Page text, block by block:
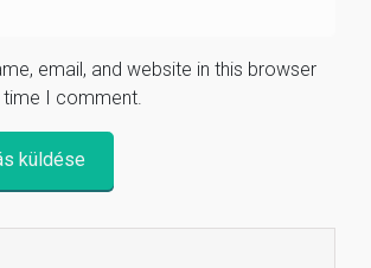
email, and website in this browser
I comment.